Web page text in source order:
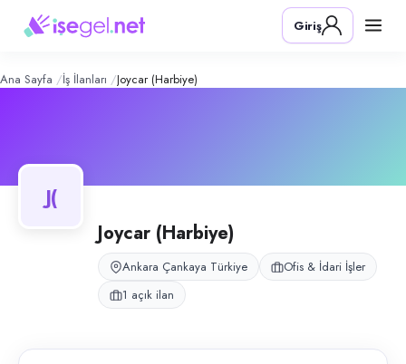
(Harbiye) – Şirket Profili
Konum:
JOYCAR, Ankara Çankaya Harbiye Mahallesi Hürriyet Caddesi'nde
Giriş
Ana Sayfa İş İlanları Joycar (Harbiye)
J(
Joycar (Harbiye)
Ankara Çankaya Türkiye
Ofis & İdari İşler
1 açık ilan